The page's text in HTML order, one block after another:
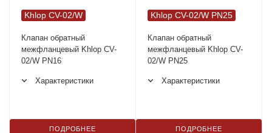
Khlop CV-02/W
Клапан обратный
межфланцевый Khlop CV-
02/W PN16
Характеристики
ПОДРОБНЕЕ
Khlop CV-02/W PN25
Клапан обратный
межфланцевый Khlop CV-
02/W PN25
Характеристики
ПОДРОБНЕЕ